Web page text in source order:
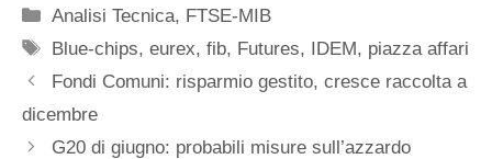
Categorie
Analisi Tecnica, FTSE-MIB
Tag
Blue-chips,eurex,fib, Futures, IDEM, piazza affari
Fondi Comuni: risparmio gestito, cresce raccolta a
dicembre
G20 di giugno: probabili misure sull’azzardo